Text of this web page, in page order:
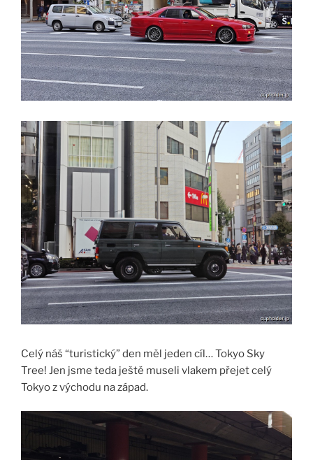
Celý náš “turistický” den měl jeden cíl… Tokyo Sky
Tree! Jen jsme teda ještě museli vlakem přejet celý
Tokyo z východu na západ.